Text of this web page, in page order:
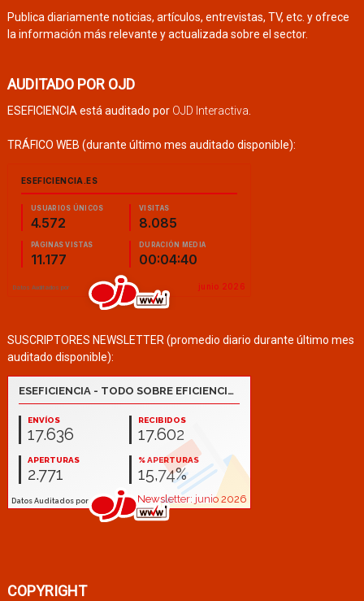
Publica diariamente noticias, artículos, entrevistas, TV, etc. y ofrece
la información más relevante y actualizada sobre el sector.
AUDITADO POR OJD
ESEFICIENCIA está auditado por OJD Interactiva
TRÁFICO WEB (durante último mes auditado disponible):
SUSCRIPTORES NEWSLETTER (promedio diario durante último mes
auditado disponible):
COPYRIGHT